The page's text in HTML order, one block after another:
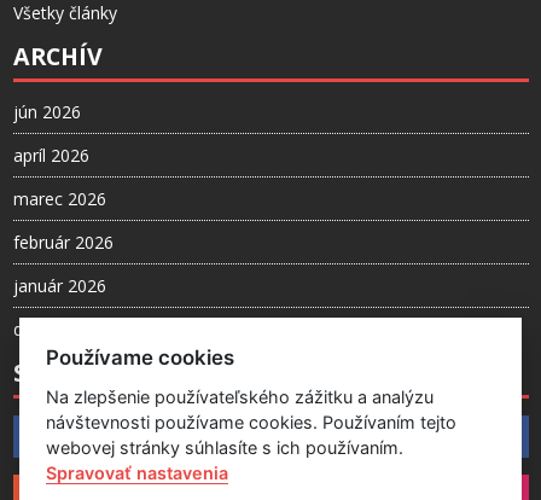
Všetky články
ARCHÍV
jún 2026
apríl 2026
marec 2026
február 2026
január 2026
december 2025
SLEDUJTE NÁS
Facebook
Používame cookies
Na zlepšenie používateľského zážitku a analýzu
návštevnosti používame cookies. Používaním tejto
webovej stránky súhlasíte s ich používaním.
Spravovať nastavenia